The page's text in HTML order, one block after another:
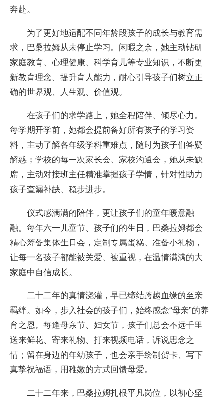
奔赴。
为了更好地适配不同年龄段孩子的成长与教育需
求，巴桑拉姆从未停止学习。闲暇之余，她主动钻研
家庭教育、心理健康、科学育儿等专业知识，不断更
新教育理念、提升育人能力，耐心引导孩子们树立正
确的世界观、人生观、价值观。
在孩子们的求学路上，她全程陪伴、倾尽心力。
每学期开学前，她都会提前备好所有孩子的学习资
料，主动了解各年级学科重难点，随时为孩子们答疑
解惑；学校的每一次家长会、家校沟通会，她从未缺
席，主动对接班主任精准掌握孩子学情，针对性助力
孩子查漏补缺、稳步进步。
仪式感满满的陪伴，更让孩子们的童年暖意融
融。每年六一儿童节、孩子们的生日，巴桑拉姆都会
精心筹备集体生日会，定制专属蛋糕、准备小礼物，
让每一名孩子都能被关爱、被重视，在温情满满的大
家庭中自信成长。
二十二年的真情浇灌，早已缔结跨越血缘的至亲
羁绊。如今，步入社会的孩子们，始终感念“母亲”的养
育之恩。每逢母亲节、妇女节，孩子们总会不远千里
送来鲜花、寄来礼物、打来视频电话，诉说思念之
情；留在身边的年幼孩子，也会亲手绘制贺卡、写下
真挚祝福语，用稚嫩的方式回馈母爱。
二十二年来，巴桑拉姆扎根平凡岗位，以初心坚